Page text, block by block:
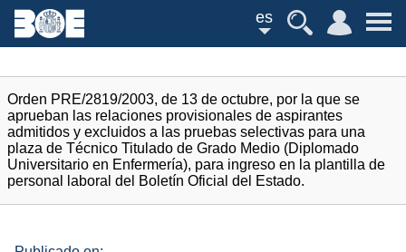
es
Orden PRE/2819/2003, de 13 de octubre, por la que se
aprueban las relaciones provisionales de aspirantes
admitidos y excluidos a las pruebas selectivas para una
plaza de Técnico Titulado de Grado Medio (Diplomado
Universitario en Enfermería), para ingreso en la plantilla de
personal laboral del Boletín Oficial del Estado.